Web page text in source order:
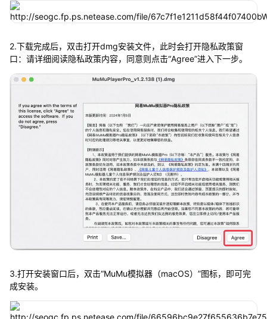
2.下载完成后，双击打开dmg安装文件，此时会打开隐私政策窗
口：请详细阅读隐私政策内容，同意则点击“Agree”进入下一步。
3.打开安装窗口后，双击“MuMu模拟器（macOS）”图标，即可完
成安装。